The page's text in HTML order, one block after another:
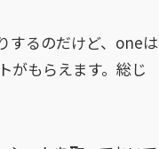
するのだけど、oneは
がもらえます。総じ